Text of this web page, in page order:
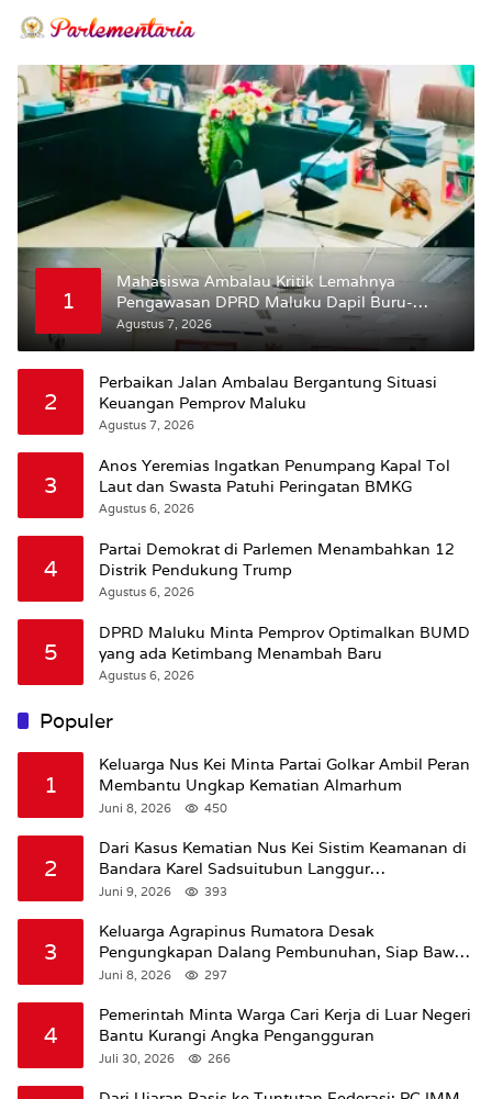
1
Mahasiswa Ambalau Kritik Lemahnya
Pengawasan DPRD Maluku Dapil Buru-
Bursel Terhadap Proses Perubahan Status
Agustus 7, 2026
2
Perbaikan Jalan Ambalau Bergantung Situasi
Keuangan Pemprov Maluku
Agustus 7, 2026
3
Anos Yeremias Ingatkan Penumpang Kapal Tol
Laut dan Swasta Patuhi Peringatan BMKG
Agustus 6, 2026
4
Partai Demokrat di Parlemen Menambahkan 12
Distrik Pendukung Trump
Agustus 6, 2026
5
DPRD Maluku Minta Pemprov Optimalkan BUMD
yang ada Ketimbang Menambah Baru
Agustus 6, 2026
Populer
1
Keluarga Nus Kei Minta Partai Golkar Ambil Peran
Membantu Ungkap Kematian Almarhum
Juni 8, 2026 450
2
Dari Kasus Kematian Nus Kei Sistim Keamanan di
Bandara Karel Sadsuitubun Langgur
Dipertanyakan
Juni 9, 2026 393
3
Keluarga Agrapinus Rumatora Desak
Pengungkapan Dalang Pembunuhan, Siap Bawa
Kasus ke Komisi III DPR RI
Juni 8, 2026 297
4
Pemerintah Minta Warga Cari Kerja di Luar Negeri
Bantu Kurangi Angka Pengangguran
Juli 30, 2026 266